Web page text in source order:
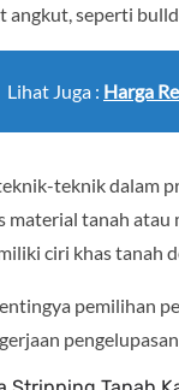
angkut, seperti
Lihat Juga : Harga
teknik dalam
material tanah atau
ciri khas tanah
pemilihan